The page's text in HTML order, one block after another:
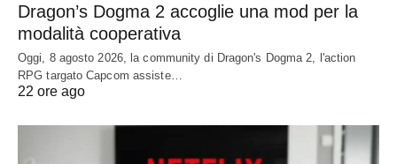
Dragon’s Dogma 2 accoglie una mod per la
modalità cooperativa
Oggi, 8 agosto 2026, la community di Dragon's Dogma 2, l'action
RPG targato Capcom assiste…
22 ore ago